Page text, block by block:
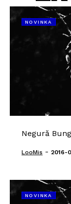
NOVINKA
Negură
LooMis - 2016-
NOVINKA